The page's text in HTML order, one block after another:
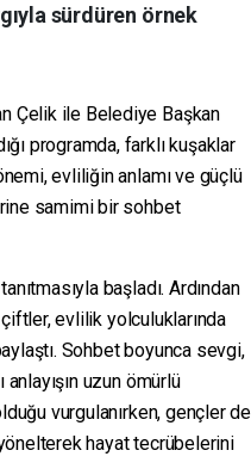
sürdüren örnek
Çelik ile Belediye Başkan
programda, farklı kuşaklar
evliliğin anlamı ve güçlü
samimi bir sohbet
başladı. Ardından
çiftler, evlilik yolculuklarında
Sohbet boyunca sevgi,
anlayışın uzun ömürlü
vurgulanırken, gençler de
hayat tecrübelerini